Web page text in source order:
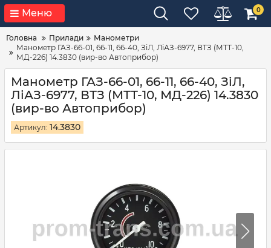
Меню 0
Головна Прилади
Манометри
Манометр ГАЗ-66-01, 66-11, 66-40, ЗіЛ, ЛіАЗ-6977, ВТЗ (МТТ-10,
МД-226) 14.3830 (вир-во Автоприбор)
Манометр ГАЗ-66-01, 66-11, 66-40, ЗіЛ,
ЛіАЗ-6977, ВТЗ (МТТ-10, МД-226) 14.3830
(вир-во Автоприбор)
Артикул: 14.3830